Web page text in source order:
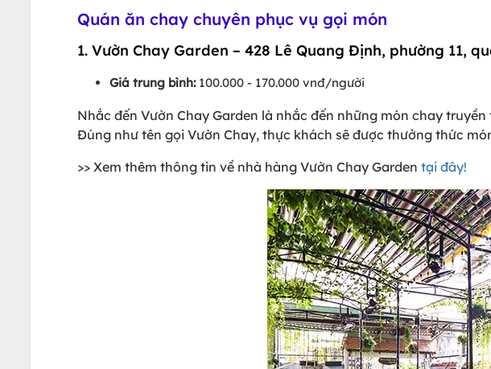
Quán ăn chay chuyên phục vụ gọi món
1. Vườn Chay Garden – 428 Lê Quang Định, phường 11,
Giá trung bình: 100.000 - 170.000 vnđ/người
Nhắc đến Vườn Chay Garden là nhắc đến những món chay
Đúng như tên gọi Vườn Chay, thực khách sẽ được thưởng thức
>> Xem thêm thông tin về nhà hàng Vườn Chay Garden tại đây!